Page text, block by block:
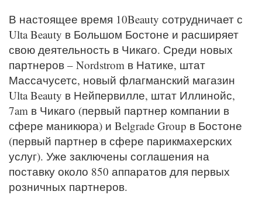
В настоящее время 10Beauty сотрудничает с
Ulta Beauty в Большом Бостоне и расширяет
свою деятельность в Чикаго. Среди новых
партнеров – Nordstrom в Натике, штат
Массачусетс, новый флагманский магазин
Ulta Beauty в Нейпервилле, штат Иллинойс,
7am в Чикаго (первый партнер компании в
сфере маникюра) и Belgrade Group в Бостоне
(первый партнер в сфере парикмахерских
услуг). Уже заключены соглашения на
поставку около 850 аппаратов для первых
розничных партнеров.